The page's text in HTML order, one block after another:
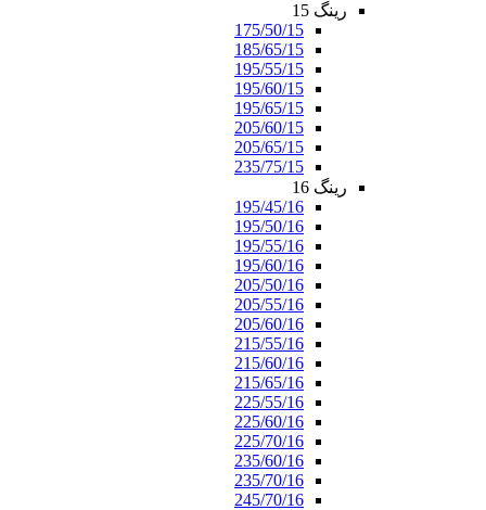
رینگ 15
175/50/15
185/65/15
195/55/15
195/60/15
195/65/15
205/60/15
205/65/15
235/75/15
رینگ 16
195/45/16
195/50/16
195/55/16
195/60/16
205/50/16
205/55/16
205/60/16
215/55/16
215/60/16
215/65/16
225/55/16
225/60/16
225/70/16
235/60/16
235/70/16
245/70/16